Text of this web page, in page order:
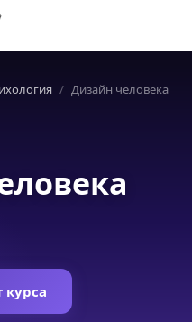
Дизайн человека
курса